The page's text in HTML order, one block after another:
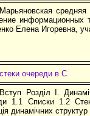
информационных
Елена Игоревна,
очереди в C
Розділ І.
1.1 Списки 1.2
динамічних